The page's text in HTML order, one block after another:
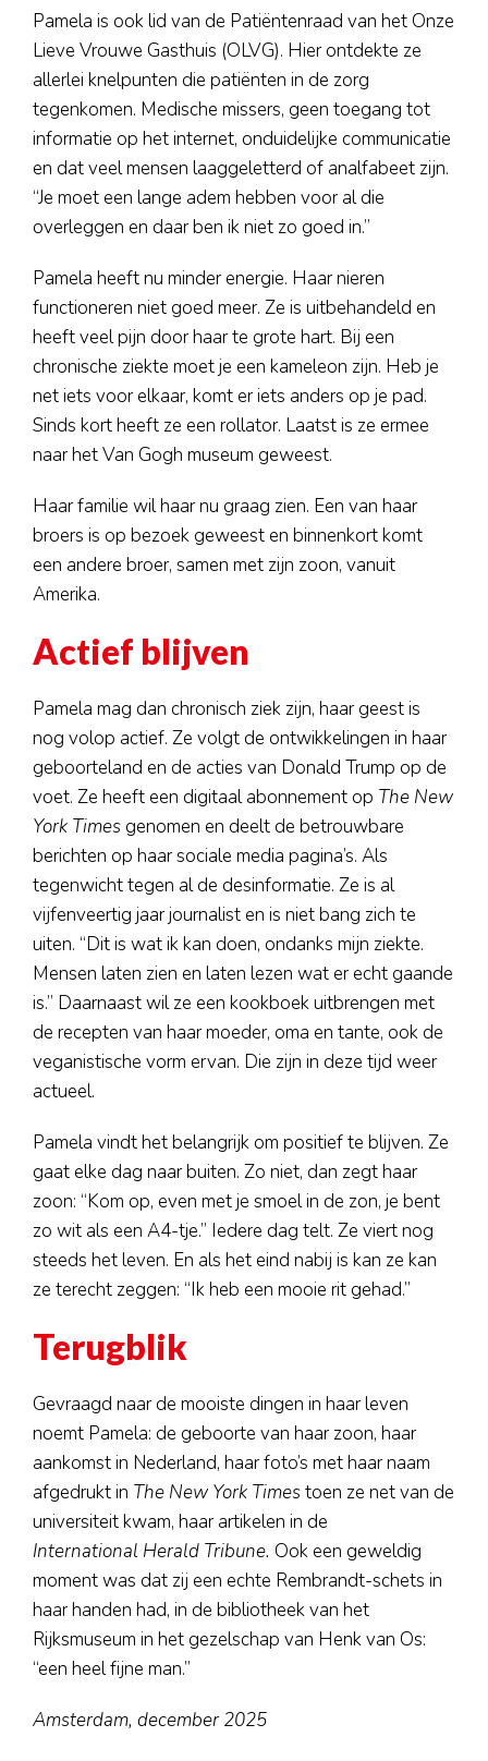
Pamela is ook lid van de Patiëntenraad van het Onze
Lieve Vrouwe Gasthuis (OLVG). Hier ontdekte ze
allerlei knelpunten die patiënten in de zorg
tegenkomen. Medische missers, geen toegang tot
informatie op het internet, onduidelijke communicatie
en dat veel mensen laaggeletterd of analfabeet zijn.
“Je moet een lange adem hebben voor al die
overleggen en daar ben ik niet zo goed in.”
Pamela heeft nu minder energie. Haar nieren
functioneren niet goed meer. Ze is uitbehandeld en
heeft veel pijn door haar te grote hart. Bij een
chronische ziekte moet je een kameleon zijn. Heb je
net iets voor elkaar, komt er iets anders op je pad.
Sinds kort heeft ze een rollator. Laatst is ze ermee
naar het Van Gogh museum geweest.
Haar familie wil haar nu graag zien. Een van haar
broers is op bezoek geweest en binnenkort komt
een andere broer, samen met zijn zoon, vanuit
Amerika.
Actief blijven
Pamela mag dan chronisch ziek zijn, haar geest is
nog volop actief. Ze volgt de ontwikkelingen in haar
geboorteland en de acties van Donald Trump op de
voet. Ze heeft een digitaal abonnement op The New
York Times genomen en deelt de betrouwbare
berichten op haar sociale media pagina’s. Als
tegenwicht tegen al de desinformatie. Ze is al
vijfenveertig jaar journalist en is niet bang zich te
uiten. “Dit is wat ik kan doen, ondanks mijn ziekte.
Mensen laten zien en laten lezen wat er echt gaande
is.” Daarnaast wil ze een kookboek uitbrengen met
de recepten van haar moeder, oma en tante, ook de
veganistische vorm ervan. Die zijn in deze tijd weer
actueel.
Pamela vindt het belangrijk om positief te blijven. Ze
gaat elke dag naar buiten. Zo niet, dan zegt haar
zoon: “Kom op, even met je smoel in de zon, je bent
zo wit als een A4-tje.” Iedere dag telt. Ze viert nog
steeds het leven. En als het eind nabij is kan ze kan
ze terecht zeggen: “Ik heb een mooie rit gehad.”
Terugblik
Gevraagd naar de mooiste dingen in haar leven
noemt Pamela: de geboorte van haar zoon, haar
aankomst in Nederland, haar foto’s met haar naam
afgedrukt in The New York Timestoen ze net van de
universiteit kwam, haar artikelen in de
International Herald Tribune. Ook een geweldig
moment was dat zij een echte Rembrandt-schets in
haar handen had, in de bibliotheek van het
Rijksmuseum in het gezelschap van Henk van Os:
“een heel fijne man.”
Amsterdam, december 2025